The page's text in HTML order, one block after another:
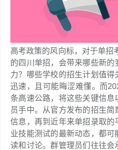
高考政策的风向标，对于单招
的四川单招，会带来哪些新
力？哪些学校的招生计划值
迅速，且可能晦涩难懂。而
条高速公路，将这些关键信
员手中。从官方发布的招生
信息，再到近年来单招录取的
业技能测试的最新动态，都
读和讨论。群管理员们往往会